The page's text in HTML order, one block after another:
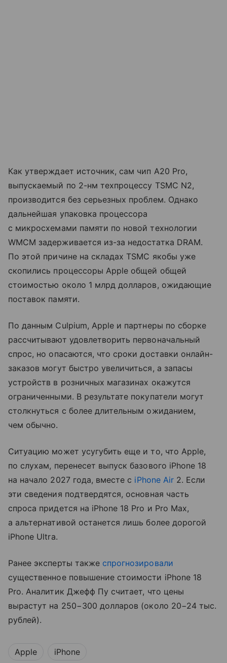
Как утверждает источник, сам чип A20 Pro,
выпускаемый по 2-нм техпроцессу TSMC N2,
производится без серьезных проблем. Однако
дальнейшая упаковка процессора
с микросхемами памяти по новой технологии
WMCM задерживается из-за недостатка DRAM.
По этой причине на складах TSMC якобы уже
скопились процессоры Apple общей общей
стоимостью около 1 млрд долларов, ожидающие
поставок памяти.
По данным Culpium, Apple и партнеры по сборке
рассчитывают удовлетворить первоначальный
спрос, но опасаются, что сроки доставки онлайн-
заказов могут быстро увеличиться, а запасы
устройств в розничных магазинах окажутся
ограниченными. В результате покупатели могут
столкнуться с более длительным ожиданием,
чем обычно.
Ситуацию может усугубить еще и то, что Apple,
по слухам, перенесет выпуск базового iPhone 18
на начало 2027 года, вместе с iPhone Air2. Если
эти сведения подтвердятся, основная часть
спроса придется на iPhone 18 Pro и Pro Max,
а альтернативой останется лишь более дорогой
iPhone Ultra.
Ранее эксперты также спрогнозировали
существенное повышение стоимости iPhone 18
Pro. Аналитик Джефф Пу считает, что цены
вырастут на 250−300 долларов (около 20−24 тыс.
рублей).
Apple iPhone